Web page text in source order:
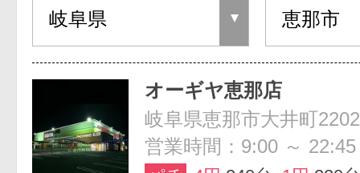
オーギヤ恵那店
岐阜県恵那市大井町
営業時間：9:00 ～ 22:45